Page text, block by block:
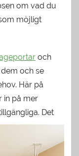
om vad du
möjligt
och
och se
Här på
in på mer
llgängliga. Det